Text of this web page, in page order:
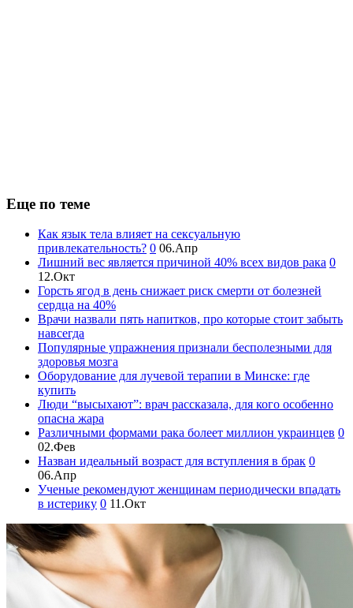
Еще по теме
Как язык тела влияет на сексуальную
привлекательность? 0 06.Апр
Лишний вес является причиной 40% всех видов рака 0
12.Окт
Горсть ягод в день снижает риск смерти от болезней
сердца на 40%
Врачи назвали пять напитков, про которые стоит забыть
навсегда
Популярные упражнения признали бесполезными для
здоровья мозга
Оборудование для лучевой терапии в Минске: где
купить
Люди “высыхают”: врач рассказала, для кого особенно
опасна жара
Различными формами рака болеет миллион украинцев 0
02.Фев
Назван идеальный возраст для вступления в брак 0
06.Апр
Ученые рекомендуют женщинам периодически впадать
в истерику 0 11.Окт